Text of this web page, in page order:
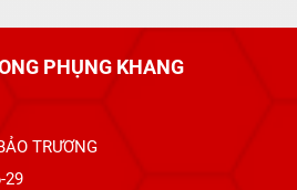
PHỤNG KHANG
TRƯƠNG
29